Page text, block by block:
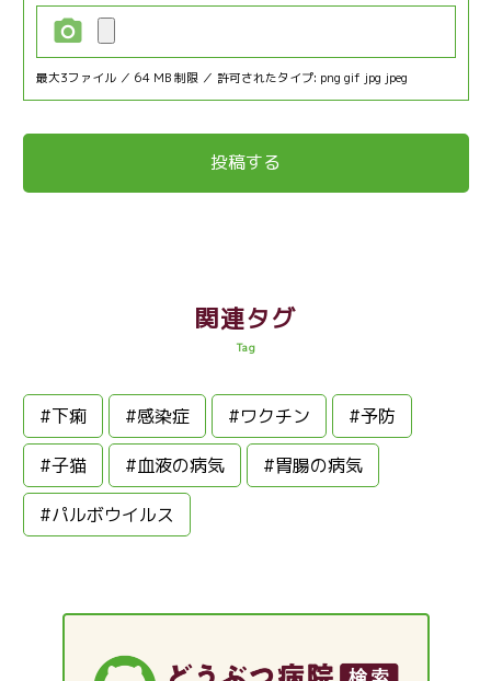
最大3ファイル ／ 64 MB 制限 ／ 許可されたタイプ: png gif jpg jpeg
関連タグ
Tag
#下痢 #感染症 #ワクチン #予防
#子猫 #血液の病気 #胃腸の病気
#パルボウイルス